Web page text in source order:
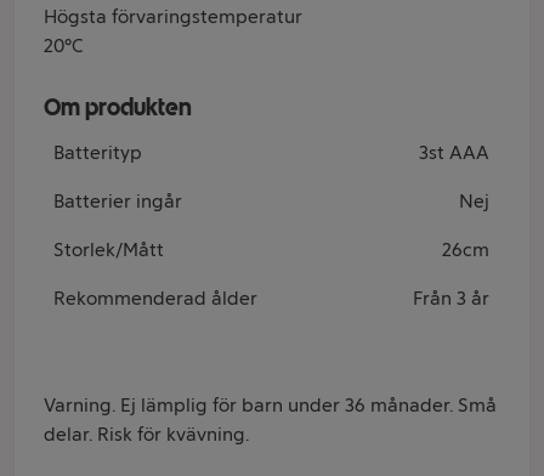
Högsta förvaringstemperatur
20°C
Om produkten
Batterityp 3st AAA
Batterier ingår Nej
Storlek/Mått 26cm
Rekommenderad ålder Från 3 år
Varning. Ej lämplig för barn under 36 månader. Små
delar. Risk för kvävning.